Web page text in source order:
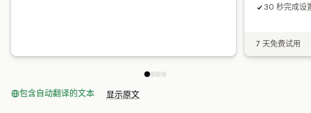
30 秒完成设
7 天免费试用
包含自动翻译的文本 显示原文